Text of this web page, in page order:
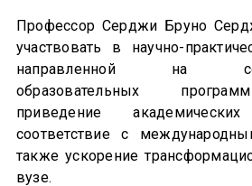
Профессор Серджи Бруно
участвовать в научно-
направленной на
образовательных
приведение
соответствие с
также ускорение
вузе.